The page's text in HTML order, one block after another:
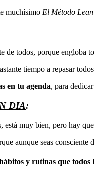
muchísimo El Método
de todos, porque engloba
tiempo a repasar
en tu agenda, para
DIA:
está muy bien, pero hay
aunque seas consciente
y rutinas que todos